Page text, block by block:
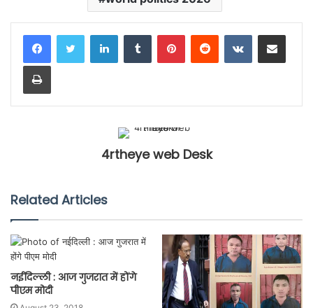
LinkedInTumblr PinterestReddit VKontakteShare via Email
Print
4rtheye web Desk
Related Articles
नईदिल्ली : आज गुजरात में होंगे
पीएम मोदी